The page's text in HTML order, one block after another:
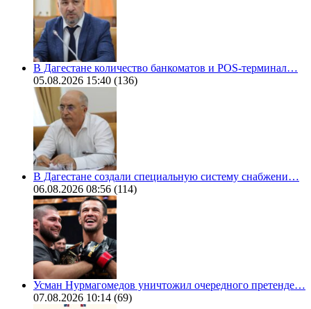
В Дагестане количество банкоматов и POS-терминал…
05.08.2026 15:40 (136)
В Дагестане создали специальную систему снабжени…
06.08.2026 08:56 (114)
Усман Нурмагомедов уничтожил очередного претенде…
07.08.2026 10:14 (69)